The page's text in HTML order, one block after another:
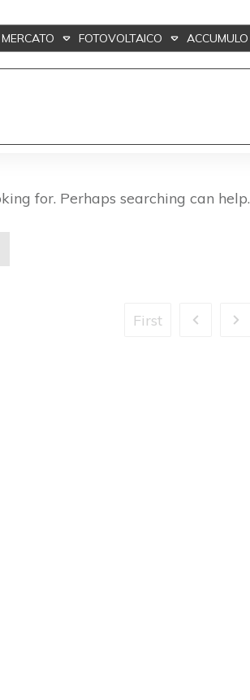
MERCATO FOTOVOLTAICO ACCUMULO
for. Perhaps searching can help.
First